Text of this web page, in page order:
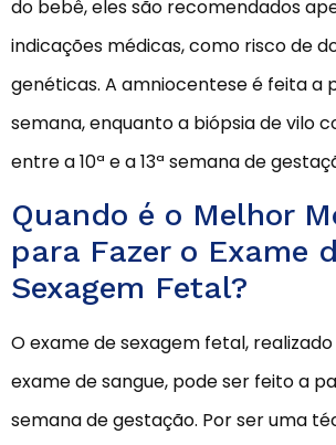
do bebê, eles são recomendados
indicações médicas, como risco de
genéticas. A amniocentese é feita a
semana, enquanto a biópsia de vilo
entre a 10ª e a 13ª semana de
Quando é o Melhor
para Fazer o Exame
Sexagem Fetal?
O exame de sexagem fetal,
exame de sangue, pode ser feito a
semana de gestação. Por ser uma